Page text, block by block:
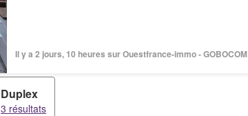
Il y a 2 jours, 10 heures sur Ouestfrance-immo - GOBOCOM
Duplex
3 résultats